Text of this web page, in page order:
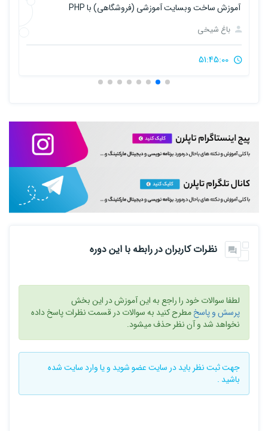
آموزش ajax در php
باغ شیخی
نظرات کاربران در رابطه با این دوره
لطفا سوالات خود را راجع به این آموزش در این بخش
پرسش و پاسخمطرح کنید به سوالات در قسمت نظرات پاسخ داده
نخواهد شد و آن نظر حذف میشود.
جهت ثبت نظر باید در سایتعضو شوید و یاوارد سایتشده
باشید .